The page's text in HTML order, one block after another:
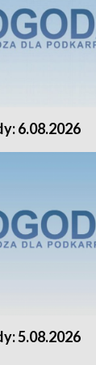
6.08.2026
5.08.2026